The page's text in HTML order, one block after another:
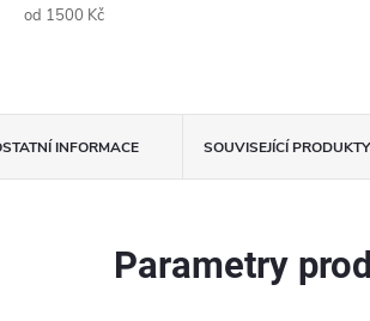
od 1500 Kč
INFORMACE SOUVISEJÍCÍ PRODUKTY
Parametry